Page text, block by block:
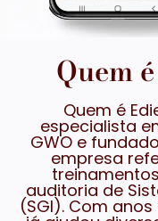
Quem
Quem é
especialista
GWO e
empresa
auditoria de
(SGI). Com